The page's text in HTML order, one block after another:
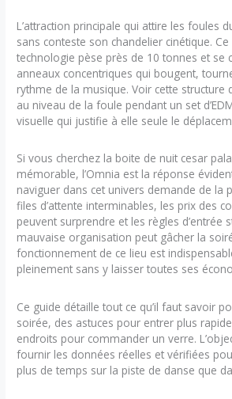
L’attraction principale qui attire les foules
sans conteste son chandelier cinétique.
technologie pèse près de 10 tonnes et se
anneaux concentriques qui bougent,
rythme de la musique. Voir cette structure
au niveau de la foule pendant un set
visuelle qui justifie à elle seule le
Si vous cherchez la boite de nuit cesar
mémorable, l’Omnia est la réponse
naviguer dans cet univers demande de la
files d’attente interminables, les prix des
peuvent surprendre et les règles d’entrée
mauvaise organisation peut gâcher la
fonctionnement de ce lieu est
pleinement sans y laisser toutes ses
Ce guide détaille tout ce qu’il faut savoir
soirée, des astuces pour entrer plus
endroits pour commander un verre.
fournir les données réelles et vérifiées
plus de temps sur la piste de danse que